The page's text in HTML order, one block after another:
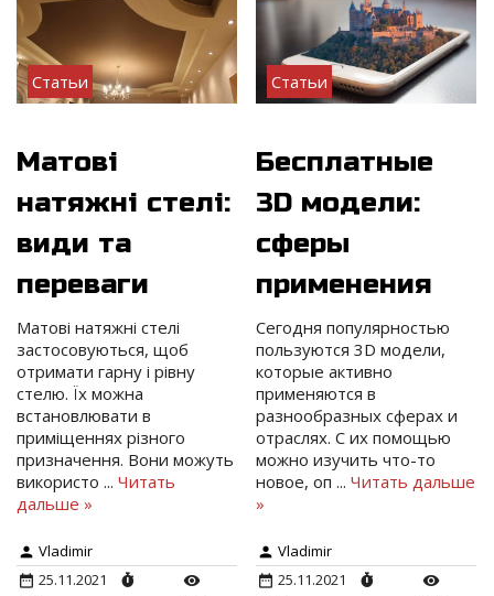
Статьи
Матові
натяжні стелі:
види та
переваги
Матові натяжні стелі
застосовуються, щоб
отримати гарну і рівну
стелю. Їх можна
встановлювати в
приміщеннях різного
призначення. Вони можуть
використо ... Читать
дальше »
Vladimir
25.11.2021
Статьи
Бесплатные
3D модели:
сферы
применения
Сегодня популярностью
пользуются 3D модели,
которые активно
применяются в
разнообразных сферах и
отраслях. С их помощью
можно изучить что-то
новое, оп...Читать дальше
»
Vladimir
25.11.2021